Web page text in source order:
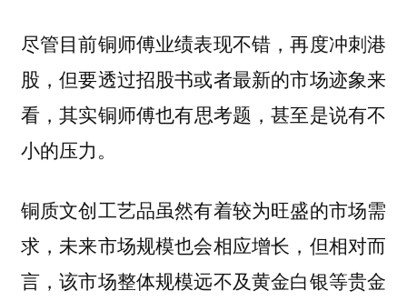
尽管目前铜师傅业绩表现不错，再度冲刺港
股，但要透过招股书或者最新的市场迹象来
看，其实铜师傅也有思考题，甚至是说有不
小的压力。
铜质文创工艺品虽然有着较为旺盛的市场需
求，未来市场规模也会相应增长，但相对而
言，该市场整体规模远不及黄金白银等贵金